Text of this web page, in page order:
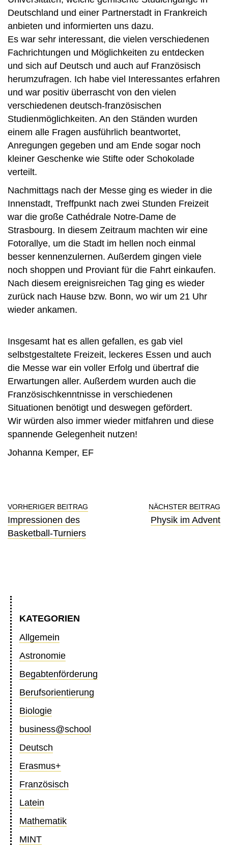
Deutschland und einer Partnerstadt in Frankreich
anbieten und informierten uns dazu.
Es war sehr interessant, die vielen verschiedenen
Fachrichtungen und Möglichkeiten zu entdecken
und sich auf Deutsch und auch auf Französisch
herumzufragen. Ich habe viel Interessantes erfahren
und war positiv überrascht von den vielen
verschiedenen deutsch-französischen
Studienmöglichkeiten. An den Ständen wurden
einem alle Fragen ausführlich beantwortet,
Anregungen gegeben und am Ende sogar noch
kleiner Geschenke wie Stifte oder Schokolade
verteilt.
Nachmittags nach der Messe ging es wieder in die
Innenstadt, Treffpunkt nach zwei Stunden Freizeit
war die große Cathédrale Notre-Dame de
Strasbourg. In diesem Zeitraum machten wir eine
Fotorallye, um die Stadt im hellen noch einmal
besser kennenzulernen. Außerdem gingen viele
noch shoppen und Proviant für die Fahrt einkaufen.
Nach diesem ereignisreichen Tag ging es wieder
zurück nach Hause bzw. Bonn, wo wir um 21 Uhr
wieder ankamen.
Insgesamt hat es allen gefallen, es gab viel
selbstgestaltete Freizeit, leckeres Essen und auch
die Messe war ein voller Erfolg und übertraf die
Erwartungen aller. Außerdem wurden auch die
Französischkenntnisse in verschiedenen
Situationen benötigt und deswegen gefördert.
Wir würden also immer wieder mitfahren und diese
spannende Gelegenheit nutzen!
Johanna Kemper, EF
VORHERIGER BEITRAG
Impressionen des
Basketball-Turniers
NÄCHSTER BEITRAG
Physik im Advent
KATEGORIEN
Allgemein
Astronomie
Begabtenförderung
Berufsorientierung
Biologie
business@school
Deutsch
Erasmus+
Französisch
Latein
Mathematik
MINT